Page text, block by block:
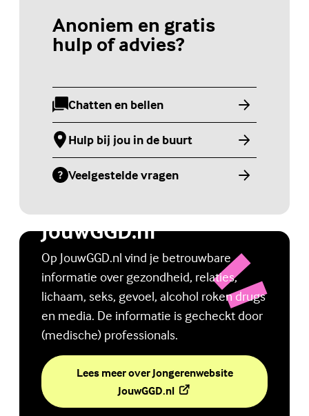
Anoniem en gratis
hulp of advies?
Chatten en bellen
(Externe link)
Hulp bij jou in de buurt
(Externe link)
Veelgestelde vragen
(Externe link)
Jongerenwebsite
JouwGGD.nl
Op JouwGGD.nl vind je betrouwbare
informatie over gezondheid, relaties,
lichaam, seks, gevoel, alcohol roken drugs
en media. De informatie is gecheckt door
(medische) professionals.
Lees meer over Jongerenwebsite
JouwGGD.nl(Externe link)